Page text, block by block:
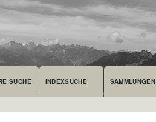
SUCHE INDEXSUCHE SAMMLUNGEN